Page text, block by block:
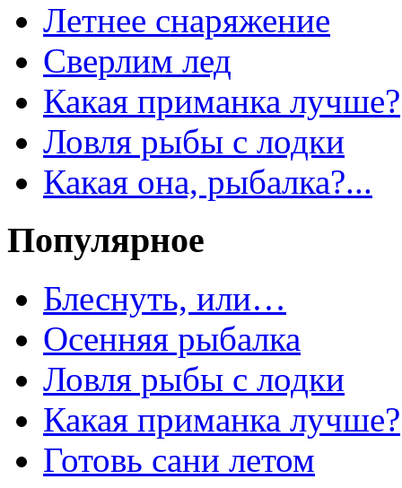
Летнее снаряжение
Сверлим лед
Какая приманка лучше?
Ловля рыбы с лодки
Какая она, рыбалка?...
Популярное
Блеснуть, или…
Осенняя рыбалка
Ловля рыбы с лодки
Какая приманка лучше?
Готовь сани летом